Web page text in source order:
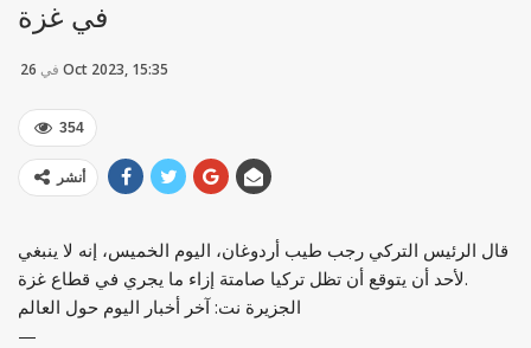
في غزة
في 26 Oct 2023, 15:35
354
أنشر
قال الرئيس التركي رجب طيب أردوغان، اليوم الخميس، إنه لا ينبغي
لأحد أن يتوقع أن تظل تركيا صامتة إزاء ما يجري في قطاع غزة.
الجزيرة نت: آخر أخبار اليوم حول العالم
—